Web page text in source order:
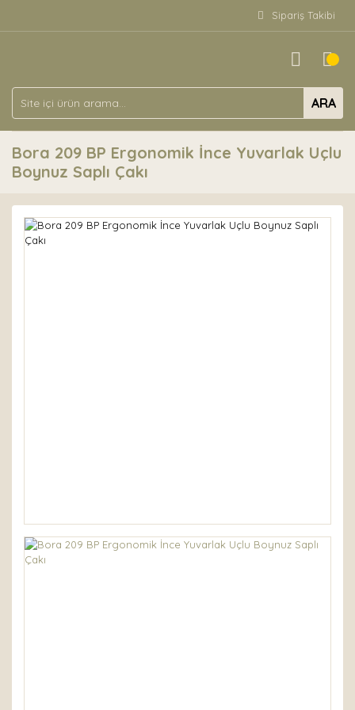
Sipariş Takibi
ARA
Bora 209 BP Ergonomik İnce Yuvarlak Uçlu
Boynuz Saplı Çakı